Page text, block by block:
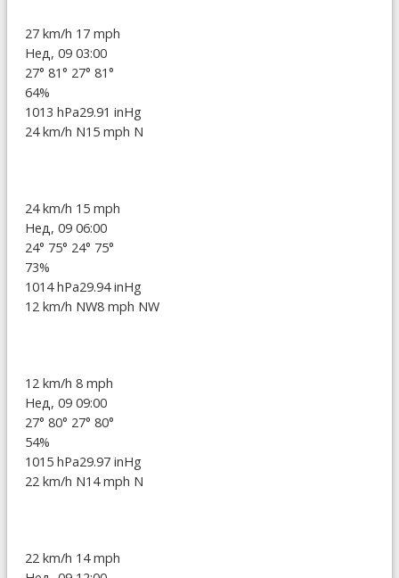
27 km/h 17 mph
Нед, 09 03:00
27° 81° 27° 81°
64%
1013 hPa29.91 inHg
24 km/h N15 mph N
24 km/h 15 mph
Нед, 09 06:00
24° 75° 24° 75°
73%
1014 hPa29.94 inHg
12 km/h NW8 mph NW
12 km/h 8 mph
Нед, 09 09:00
27° 80° 27° 80°
54%
1015 hPa29.97 inHg
22 km/h N14 mph N
22 km/h 14 mph